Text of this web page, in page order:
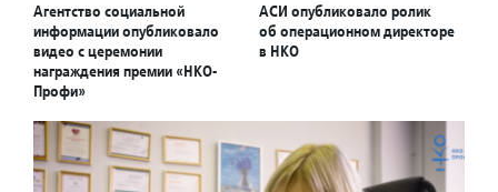
Агентство социальной
информации опубликовало
видео с церемонии
награждения премии «НКО-
Профи»
АСИ опубликовало ролик
об операционном директоре
в НКО